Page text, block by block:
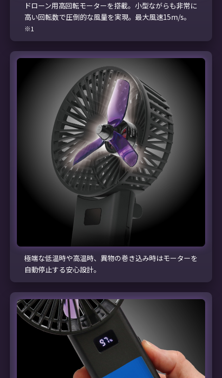
ドローン用高回転モーターを搭載。小型ながらも非常に
高い回転数で圧倒的な風量を実現。最大風速15m/s。
※1
極端な低温時や高温時、異物の巻き込み時はモーターを
自動停止する安心設計。